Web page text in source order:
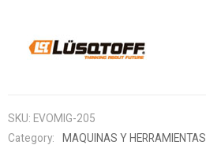
SKU: EVOMIG-205
Category:
MAQUINAS Y HERRAMIENTAS